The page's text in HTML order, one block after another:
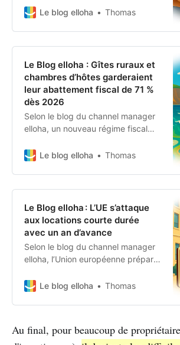
€ pour les locations meublées
pourrait requalifier nombre
d’hébergeurs en “para-hôteliers”.
Qui est touché, quels services
déclenchent la TVA ?
Le blog elloha Thomas
Le Blog elloha : Gîtes ruraux et
chambres d’hôtes garderaient
leur abattement fiscal de 71 %
dès 2026
Selon le blog du channel manager
elloha, un nouveau régime fiscal
et chambres d’hôtes dès 2026 :
reconnu, zones rurales préservées.
Décryptage d’une réforme taillée
sur-mesure.
Le blog elloha Thomas
Le Blog elloha : L’UE s’attaque
aux locations courte durée
avec un an d’avance
Selon le blog du channel manager
elloha, l’Union européenne prépare
locations de courte durée. Objectif
étrangler le tourisme.
Le blog elloha Thomas
Au final, pour beaucoup de